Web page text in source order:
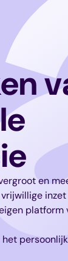
en
inzet
platform